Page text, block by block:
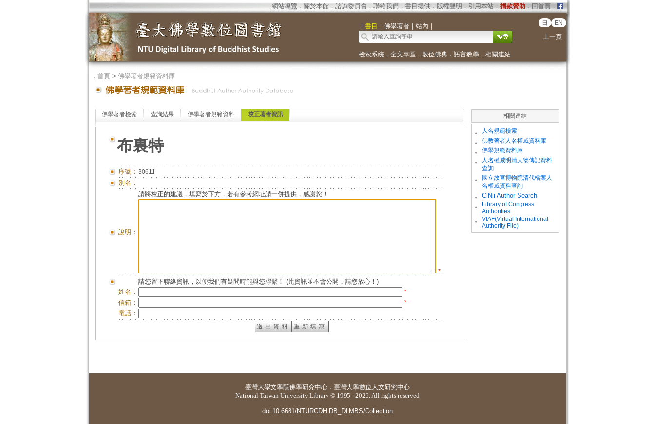
網站導覽 ． 關於本館． 諮詢委員會． 聯絡我們 ． 書目提供． 版權聲明 ． 引用本站． 捐款贊助．回首頁．
｜ 書目 ｜ 佛學著者｜ 站內 ｜ 日 EN
上一頁
檢索系統． 全文專區 ． 數位佛典． 語言教學． 相關連結
． 首頁> 佛學著者規範資料庫
佛學著者檢索 查詢結果 佛學著者規範資料 校正著者資訊
布裏特
序號： 30611
別名：
說明：
請將校正的建議，填寫於下方，若有參考網址請一併提供，感謝您！
*
請您留下聯絡資訊，以便我們有疑問時能與您聯繫！ (此資訊並不會公開，請您放心！)
姓名：
*
信箱：
*
電話：
相關連結
。 人名規範檢索
。 佛教著者人名權威資料庫
。 佛學規範資料庫
。
人名權威明清人物傳記資料
查詢
。
國立故宮博物院清代檔案人
名權威資料查詢
。
CiNii Author Search
。
Library of Congress
Authorities
。
VIAF(Virtual International
Authority File)
臺灣大學文學院佛學研究中心 ． 臺灣大學數位人文研究中心
National Taiwan University Library © 1995 - 2026. All rights reserved
doi:10.6681/NTURCDH.DB_DLMBS/Collection